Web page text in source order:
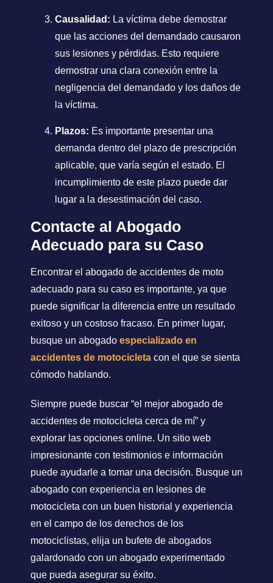
Causalidad: La víctima debe demostrar
que las acciones del demandado causaron
sus lesiones y pérdidas. Esto requiere
demostrar una clara conexión entre la
negligencia del demandado y los daños de
la víctima.
Plazos: Es importante presentar una
demanda dentro del plazo de prescripción
aplicable, que varía según el estado. El
incumplimiento de este plazo puede dar
lugar a la desestimación del caso.
Contacte al Abogado
Adecuado para su Caso
Encontrar el abogado de accidentes de moto
adecuado para su caso es importante, ya que
puede significar la diferencia entre un resultado
exitoso y un costoso fracaso. En primer lugar,
busque un abogado especializado en
accidentes de motocicleta con el que se sienta
cómodo hablando.
Siempre puede buscar “el mejor abogado de
accidentes de motocicleta cerca de mí” y
explorar las opciones online. Un sitio web
impresionante con testimonios e información
puede ayudarle a tomar una decisión. Busque un
abogado con experiencia en lesiones de
motocicleta con un buen historial y experiencia
en el campo de los derechos de los
motociclistas, elija un bufete de abogados
galardonado con un abogado experimentado
que pueda asegurar su éxito.